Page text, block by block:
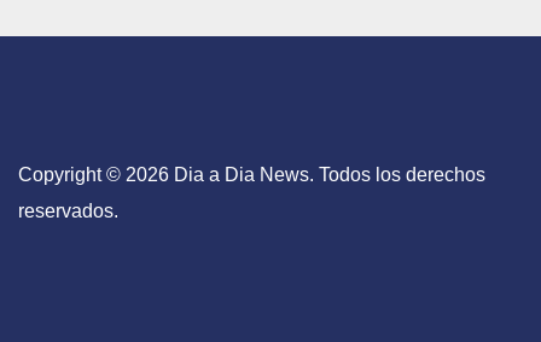
Copyright © 2026 Dia a Dia News. Todos los derechos
reservados.